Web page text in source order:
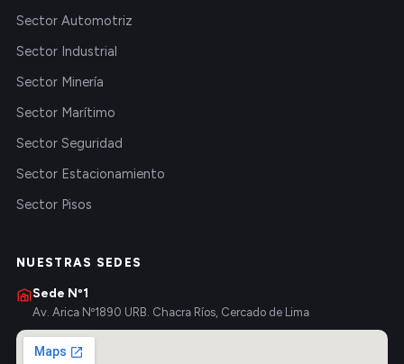
Sector Automotriz
Sector Industrial
Sector Minería
Sector Marítimo
Sector Seguridad
Sector Estacionamiento
Sector Pisos
NUESTRAS SEDES
Sede Nº1
Av. Arica Nº1890 URB. Chacra Ríos, Cercado de Lima